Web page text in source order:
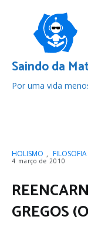
conteúdo
Saindo da
Por uma vida
HOLISMO , FILOSOFIA
4 março de 2010
GREGOS